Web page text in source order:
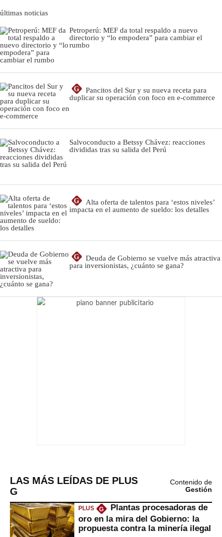
últimas noticias
Petroperú: MEF da total respaldo a nuevo
directorio y “lo empodera” para cambiar el
rumbo
G
Pancitos del Sur y su nueva receta para
duplicar su operación con foco en e-commerce
Salvoconducto a Betssy Chávez: reacciones
divididas tras su salida del Perú
G
Alta oferta de talentos para ‘estos niveles’
impacta en el aumento de sueldo: los detalles
G
Deuda de Gobierno se vuelve más atractiva
para inversionistas, ¿cuánto se gana?
LAS MÁS LEÍDAS DE PLUS
G
Contenido de
Gestión
PLUS G
Plantas procesadoras de
oro en la mira del Gobierno: la
propuesta contra la minería ilegal